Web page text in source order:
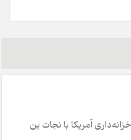
آمریکا با نجات ین